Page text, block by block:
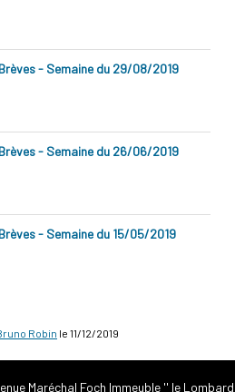
- Semaine du 29/08/2019
- Semaine du 26/06/2019
- Semaine du 15/05/2019
Robin le 11/12/2019
Maréchal Foch Immeuble '' le Lombard